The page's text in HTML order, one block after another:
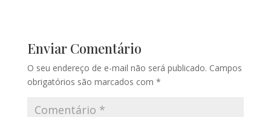
Enviar Comentário
O seu endereço de e-mail não será publicado. Campos
obrigatórios são marcados com *